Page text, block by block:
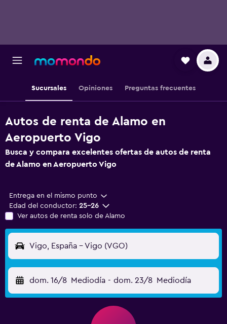
Sucursales Opiniones Preguntas frecuentes
Autos de renta de Alamo en
Aeropuerto Vigo
Busca y compara excelentes ofertas de autos de renta
de Alamo en Aeropuerto Vigo
Entrega en el mismo punto
Edad del conductor: 25-26
Ver autos de renta solo de Alamo
Vigo, España - Vigo (VGO)
dom. 16/8 Mediodía - dom. 23/8 Mediodía